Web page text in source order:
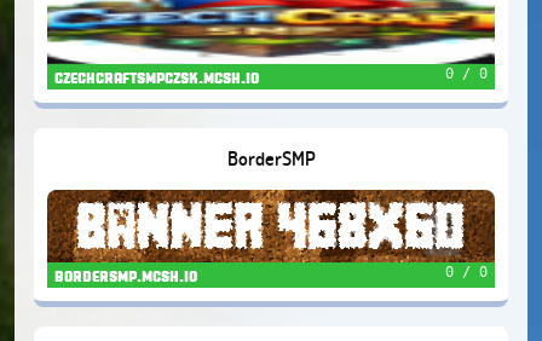
czechcraftsmpczsk.mcsh.io 0 / 0
BorderSMP
bordersmp.mcsh.io 0 / 0